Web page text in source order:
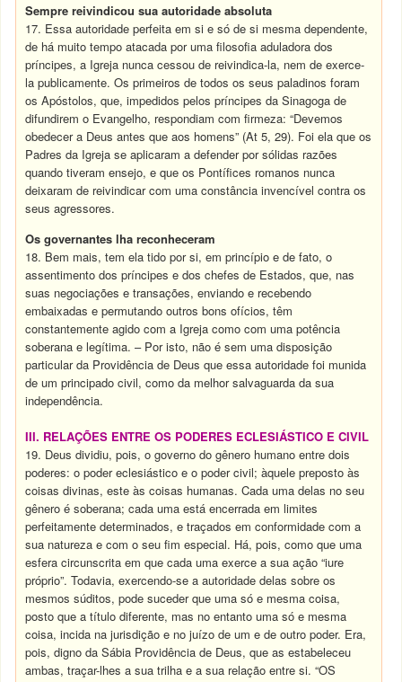
Sempre reivindicou sua autoridade absoluta
17. Essa autoridade perfeita em si e só de si mesma dependente,
de há muito tempo atacada por uma filosofia aduladora dos
príncipes, a Igreja nunca cessou de reivindica-la, nem de exerce-
la publicamente. Os primeiros de todos os seus paladinos foram
os Apóstolos, que, impedidos pelos príncipes da Sinagoga de
difundirem o Evangelho, respondiam com firmeza: “Devemos
obedecer a Deus antes que aos homens” (At 5, 29). Foi ela que os
Padres da Igreja se aplicaram a defender por sólidas razões
quando tiveram ensejo, e que os Pontífices romanos nunca
deixaram de reivindicar com uma constância invencível contra os
seus agressores.
Os governantes lha reconheceram
18. Bem mais, tem ela tido por si, em princípio e de fato, o
assentimento dos príncipes e dos chefes de Estados, que, nas
suas negociações e transações, enviando e recebendo
embaixadas e permutando outros bons ofícios, têm
constantemente agido com a Igreja como com uma potência
soberana e legítima. – Por isto, não é sem uma disposição
particular da Providência de Deus que essa autoridade foi munida
de um principado civil, como da melhor salvaguarda da sua
independência.
III. RELAÇÕES ENTRE OS PODERES ECLESIÁSTICO E CIVIL
19. Deus dividiu, pois, o governo do gênero humano entre dois
poderes: o poder eclesiástico e o poder civil; àquele preposto às
coisas divinas, este às coisas humanas. Cada uma delas no seu
gênero é soberana; cada uma está encerrada em limites
perfeitamente determinados, e traçados em conformidade com a
sua natureza e com o seu fim especial. Há, pois, como que uma
esfera circunscrita em que cada uma exerce a sua ação “iure
próprio”. Todavia, exercendo-se a autoridade delas sobre os
mesmos súditos, pode suceder que uma só e mesma coisa,
posto que a título diferente, mas no entanto uma só e mesma
coisa, incida na jurisdição e no juízo de um e de outro poder. Era,
pois, digno da Sábia Providência de Deus, que as estabeleceu
ambas, traçar-lhes a sua trilha e a sua relação entre si. “OS